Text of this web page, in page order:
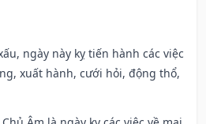
ngày này kỵ tiến hành các việc
xuất hành, cưới hỏi, động thổ,